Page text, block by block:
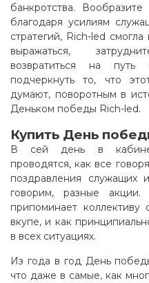
банкротства.
благодаря усилиям
стратегий, Rich-led
выражаться,
возвратиться на
подчеркнуть то, что
думают, поворотным в
Деньком победы Rich-led.
Купить День
В сей день в
проводятся, как все
поздравления
говорим, разные
припоминает
вкупе, и как
в всех ситуациях.
Из года в год День
что даже в самые, как